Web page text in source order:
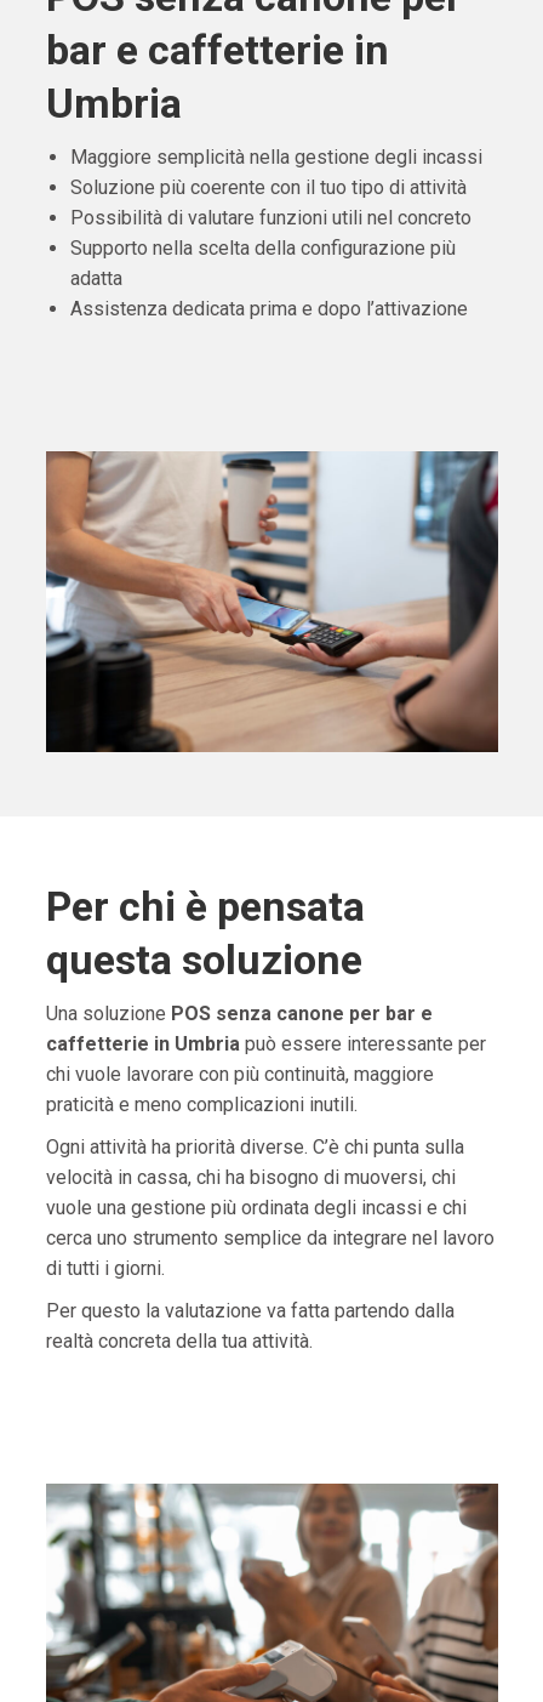
bar e caffetterie in
Umbria
Maggiore semplicità nella gestione degli incassi
Soluzione più coerente con il tuo tipo di attività
Possibilità di valutare funzioni utili nel concreto
Supporto nella scelta della configurazione più
adatta
Assistenza dedicata prima e dopo l’attivazione
Per chi è pensata
questa soluzione
Una soluzione POS senza canone per bar e
caffetterie in Umbriapuò essere interessante per
chi vuole lavorare con più continuità, maggiore
praticità e meno complicazioni inutili.
Ogni attività ha priorità diverse. C’è chi punta sulla
velocità in cassa, chi ha bisogno di muoversi, chi
vuole una gestione più ordinata degli incassi e chi
cerca uno strumento semplice da integrare nel lavoro
di tutti i giorni.
Per questo la valutazione va fatta partendo dalla
realtà concreta della tua attività.